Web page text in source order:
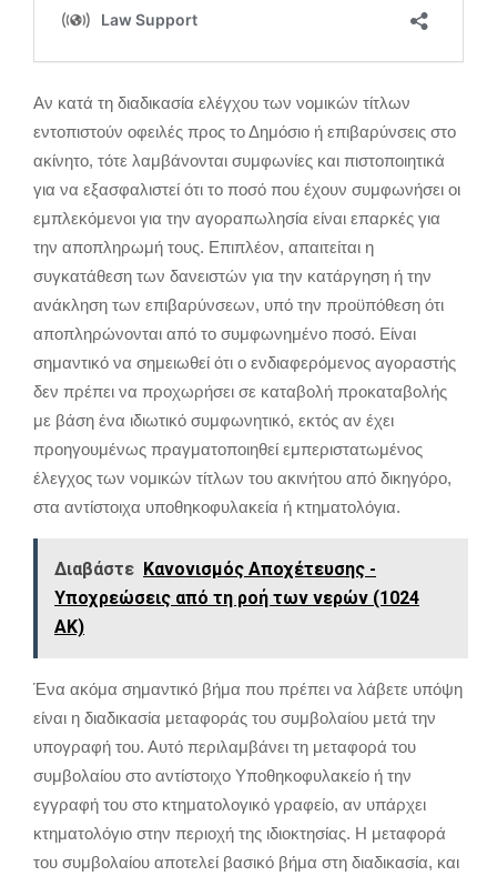
Αν κατά τη διαδικασία ελέγχου των νομικών τίτλων
εντοπιστούν οφειλές προς το Δημόσιο ή επιβαρύνσεις στο
ακίνητο, τότε λαμβάνονται συμφωνίες και πιστοποιητικά
για να εξασφαλιστεί ότι το ποσό που έχουν συμφωνήσει οι
εμπλεκόμενοι για την αγοραπωλησία είναι επαρκές για
την αποπληρωμή τους. Επιπλέον, απαιτείται η
συγκατάθεση των δανειστών για την κατάργηση ή την
ανάκληση των επιβαρύνσεων, υπό την προϋπόθεση ότι
αποπληρώνονται από το συμφωνημένο ποσό. Είναι
σημαντικό να σημειωθεί ότι ο ενδιαφερόμενος αγοραστής
δεν πρέπει να προχωρήσει σε καταβολή προκαταβολής
με βάση ένα ιδιωτικό συμφωνητικό, εκτός αν έχει
προηγουμένως πραγματοποιηθεί εμπεριστατωμένος
έλεγχος των νομικών τίτλων του ακινήτου από δικηγόρο,
στα αντίστοιχα υποθηκοφυλακεία ή κτηματολόγια.
Διαβάστε Κανονισμός Αποχέτευσης -
Υποχρεώσεις από τη ροή των νερών (1024
ΑΚ)
Ένα ακόμα σημαντικό βήμα που πρέπει να λάβετε υπόψη
είναι η διαδικασία μεταφοράς του συμβολαίου μετά την
υπογραφή του. Αυτό περιλαμβάνει τη μεταφορά του
συμβολαίου στο αντίστοιχο Υποθηκοφυλακείο ή την
εγγραφή του στο κτηματολογικό γραφείο, αν υπάρχει
κτηματολόγιο στην περιοχή της ιδιοκτησίας. Η μεταφορά
του συμβολαίου αποτελεί βασικό βήμα στη διαδικασία, και